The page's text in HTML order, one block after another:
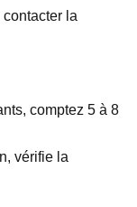
la
comptez 5 à 8
vérifie la